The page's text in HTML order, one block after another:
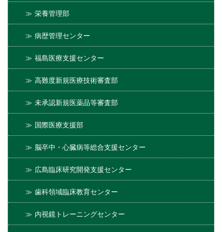
栄養管理部
病歴管理センター
福島医療支援センター
高難度新規医療技術審査部
未承認新規医薬品等審査部
国際医療支援部
脳卒中・心臓病等総合支援センター
広島臨床研究開発支援センター
歯科領域臨床教育センター
内視鏡トレーニングセンター